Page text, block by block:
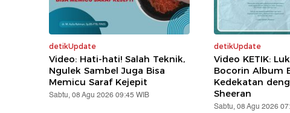
detikUpdate
Video: Hati-hati! Salah Teknik,
Ngulek Sambel Juga Bisa
Memicu Saraf Kejepit
Sabtu, 08 Agu 2026 09:45 WIB
detikUpdate
Video KETIK:
Bocorin Album
Kedekatan
Sheeran
Sabtu, 08 Agu 2026